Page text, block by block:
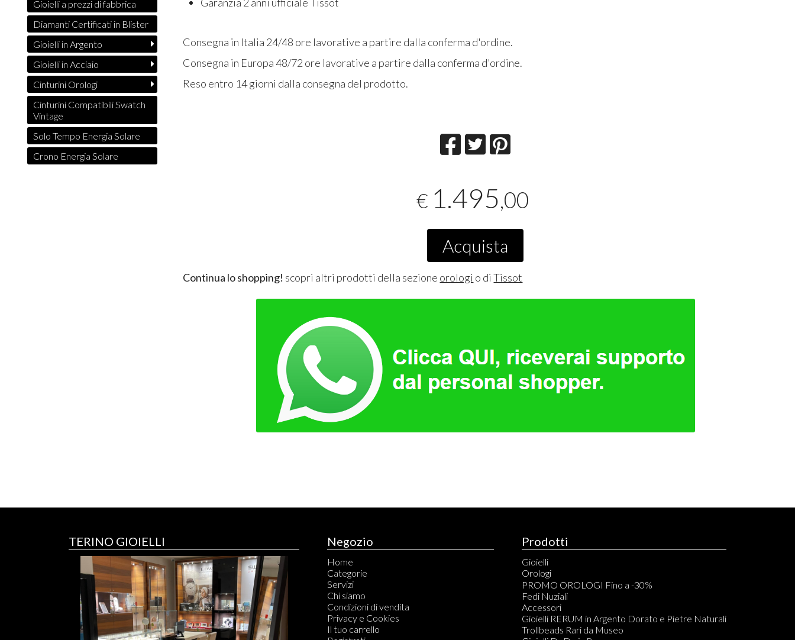
Consegna in Italia 24/48 ore lavorative a partire dalla conferma d'ordine.
Consegna in Europa 48/72 ore lavorative a partire dalla conferma d'ordine.
Reso entro 14 giorni dalla consegna del prodotto.
€ 1.495,00
Acquista
Continua lo shopping! scopri altri prodotti della sezione orologi o diTissot
Gioielli a prezzi di fabbrica
Diamanti Certificati in Blister
Gioielli in Argento
Gioielli in Acciaio
Cinturini Orologi
Cinturini Compatibili Swatch
Vintage
Solo Tempo Energia Solare
Crono Energia Solare
TERINO GIOIELLI Negozio
Home
Categorie
Servizi
Chi siamo
Condizioni di vendita
Privacy e Cookies
Il tuo carrello
Prodotti
Gioielli
Orologi
Crono Automatici
Crono Quarzo
Solo Tempo Automatici
Solo Tempo Quarzo
Tasca Carica Manuale
PROMO OROLOGI Fino a -30%
Fedi Nuziali
Accessori
Gioielli RERUM in Argento Dorato e Pietre Naturali
Trollbeads Rari da Museo